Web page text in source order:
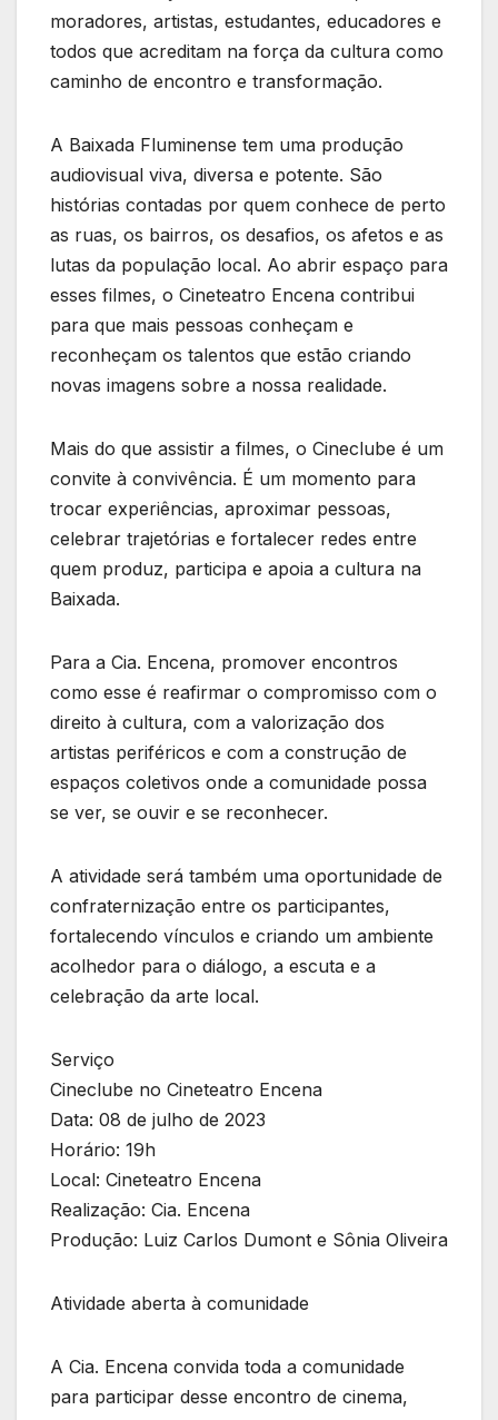
moradores, artistas, estudantes, educadores e
todos que acreditam na força da cultura como
caminho de encontro e transformação.
A Baixada Fluminense tem uma produção
audiovisual viva, diversa e potente. São
histórias contadas por quem conhece de perto
as ruas, os bairros, os desafios, os afetos e as
lutas da população local. Ao abrir espaço para
esses filmes, o Cineteatro Encena contribui
para que mais pessoas conheçam e
reconheçam os talentos que estão criando
novas imagens sobre a nossa realidade.
Mais do que assistir a filmes, o Cineclube é um
convite à convivência. É um momento para
trocar experiências, aproximar pessoas,
celebrar trajetórias e fortalecer redes entre
quem produz, participa e apoia a cultura na
Baixada.
Para a Cia. Encena, promover encontros
como esse é reafirmar o compromisso com o
direito à cultura, com a valorização dos
artistas periféricos e com a construção de
espaços coletivos onde a comunidade possa
se ver, se ouvir e se reconhecer.
A atividade será também uma oportunidade de
confraternização entre os participantes,
fortalecendo vínculos e criando um ambiente
acolhedor para o diálogo, a escuta e a
celebração da arte local.
Serviço
Cineclube no Cineteatro Encena
Data: 08 de julho de 2023
Horário: 19h
Local: Cineteatro Encena
Realização: Cia. Encena
Produção: Luiz Carlos Dumont e Sônia Oliveira
Atividade aberta à comunidade
A Cia. Encena convida toda a comunidade
para participar desse encontro de cinema,